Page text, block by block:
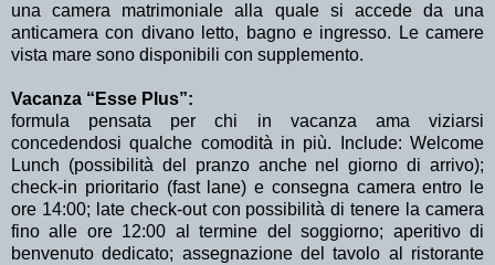
una camera matrimoniale alla quale si accede da una
anticamera con divano letto, bagno e ingresso. Le camere
vista mare sono disponibili con supplemento.
Vacanza “Esse Plus”:
formula pensata per chi in vacanza ama viziarsi
concedendosi qualche comodità in più. Include: Welcome
Lunch (possibilità del pranzo anche nel giorno di arrivo);
check-in prioritario (fast lane) e consegna camera entro le
ore 14:00; late check-out con possibilità di tenere la camera
fino alle ore 12:00 al termine del soggiorno; aperitivo di
benvenuto dedicato; assegnazione del tavolo al ristorante